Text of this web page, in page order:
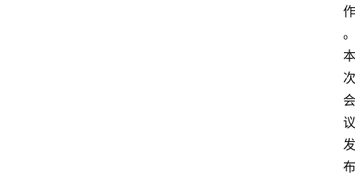
作
。
本
次
会
议
发
布